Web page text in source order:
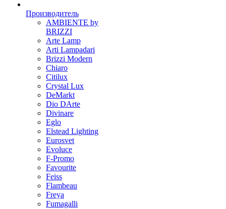
Производитель
AMBIENTE by
BRIZZI
Arte Lamp
Arti Lampadari
Brizzi Modern
Chiaro
Citilux
Crystal Lux
DeMarkt
Dio DArte
Divinare
Eglo
Elstead Lighting
Eurosvet
Evoluce
F-Promo
Favourite
Feiss
Flambeau
Freya
Fumagalli